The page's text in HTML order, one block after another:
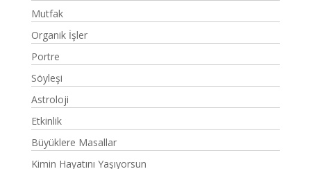
Mutfak
Organik İşler
Portre
Söyleşi
Astroloji
Etkinlik
Büyüklere Masallar
Kimin Hayatını Yaşıyorsun